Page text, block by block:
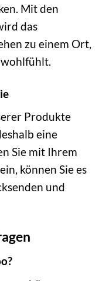
Mit den
das
zu einem Ort,
Produkte
eine
Sie mit Ihrem
können Sie es
und